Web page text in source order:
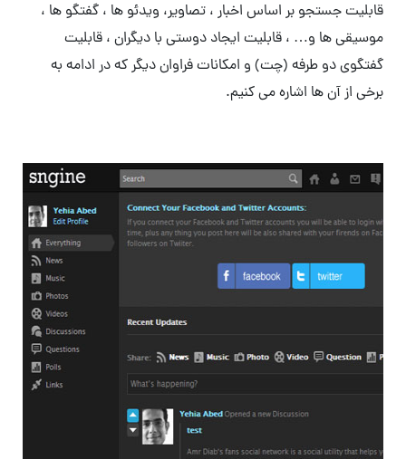
قابلیت جستجو بر اساس اخبار ، تصاویر، ویدئو ها ، گفتگو ها ،
موسیقی ها و… ، قابلیت ایجاد دوستی با دیگران ، قابلیت
گفتگوی دو طرفه (چت) و امکانات فراوان دیگر که در ادامه به
برخی از آن ها اشاره می کنیم.